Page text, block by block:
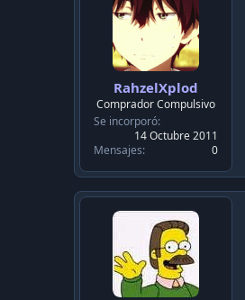
RahzelXplod
Comprador Compulsivo
Se incorporó
14 Octubre 2011
Mensajes
0